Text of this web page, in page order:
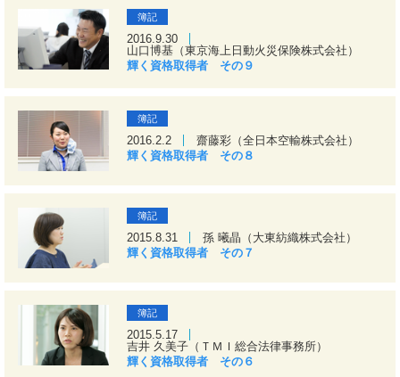
簿記
2016.9.30
山口博基（東京海上日動火災保険株式会社）
輝く資格取得者 その９
簿記
2016.2.2
齋藤彩（全日本空輸株式会社）
輝く資格取得者 その８
簿記
2015.8.31
孫 曦晶（大東紡織株式会社）
輝く資格取得者 その７
簿記
2015.5.17
吉井 久美子（ＴＭＩ総合法律事務所）
輝く資格取得者 その６